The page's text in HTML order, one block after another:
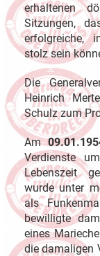
erhaltenen
Sitzungen,
erfolgreiche,
stolz sein
Die
Heinrich
Schulz zum
Am
Verdienste
Lebenszeit
wurde unter
als
bewilligte
eines
die damaligen